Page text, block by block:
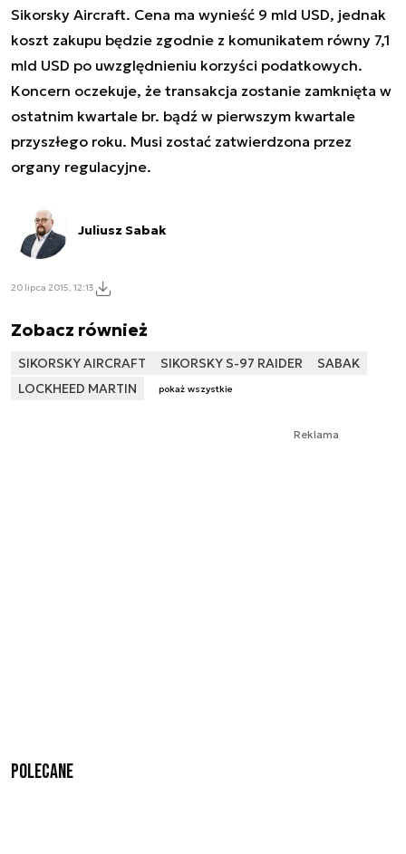
Sikorsky Aircraft. Cena ma wynieść 9 mld USD, jednak
koszt zakupu będzie zgodnie z komunikatem równy 7,1
mld USD po uwzględnieniu korzyści podatkowych.
Koncern oczekuje, że transakcja zostanie zamknięta w
ostatnim kwartale br. bądź w pierwszym kwartale
przyszłego roku. Musi zostać zatwierdzona przez
organy regulacyjne.
Juliusz Sabak
20 lipca 2015, 12:13
Zobacz również
SIKORSKY AIRCRAFT SIKORSKY S-97 RAIDER
SABAK
LOCKHEED MARTIN
pokaż wszystkie
Reklama
Polecane